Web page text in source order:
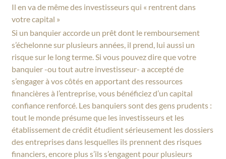
Il en va de même des investisseurs qui « rentrent dans
votre capital »
Si un banquier accorde un prêt dont le remboursement
s’échelonne sur plusieurs années, il prend, lui aussi un
risque sur le long terme. Si vous pouvez dire que votre
banquier -ou tout autre investisseur- a accepté de
s’engager à vos côtés en apportant des ressources
financières à l’entreprise, vous bénéficiez d’un capital
confiance renforcé. Les banquiers sont des gens prudents :
tout le monde présume que les investisseurs et les
établissement de crédit étudient sérieusement les dossiers
des entreprises dans lesquelles ils prennent des risques
financiers, encore plus s’ils s’engagent pour plusieurs